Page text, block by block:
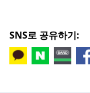
SNS로 공유하기: